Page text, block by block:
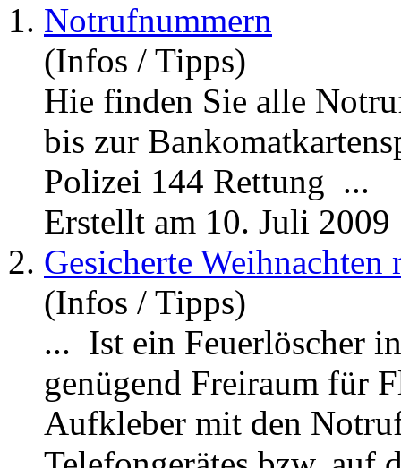
1. Notrufnummern
(Infos / Tipps)
Hie finden Sie alle
bis zur
Polizei 144 Rettung ...
Erstellt am 10. Juli 2009
2. Gesicherte
(Infos / Tipps)
... Ist ein Feuerlöscher
genügend Freiraum für
Aufkleber mit den